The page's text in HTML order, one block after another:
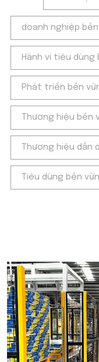
doanh nghiệp
Hành vi tiêu dùng
Phát triển bền
Thương hiệu bền
Thương hiệu dẫn
Tiêu dùng bền